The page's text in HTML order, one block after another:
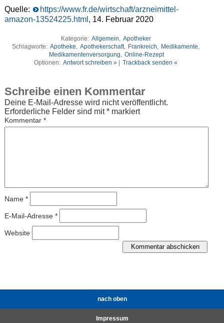
Quelle:
https://www.fr.de/wirtschaft/arzneimittel-
amazon-13524225.html , 14. Februar 2020
Kategorie: Allgemein, Apotheker
Schlagworte: Apotheke, Apothekerschaft, Frankreich, Medikamente,
Medikamentenversorgung, Online-Rezept
Optionen: Antwort schreiben » Trackback senden «
Schreibe einen Kommentar
Deine E-Mail-Adresse wird nicht veröffentlicht.
Erforderliche Felder sind mit*markiert
Kommentar *
Name *
E-Mail-Adresse *
Website
nach oben
Impressum